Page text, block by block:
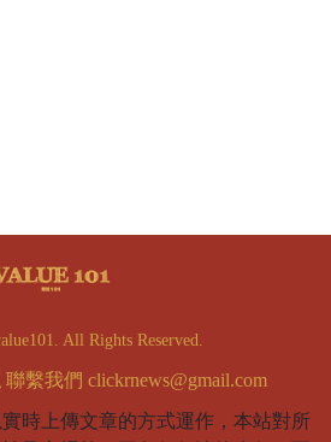
All Rights Reserved.
聯繫我們 clickrnews@gmail.com
時上傳文章的方式運作，本站對所